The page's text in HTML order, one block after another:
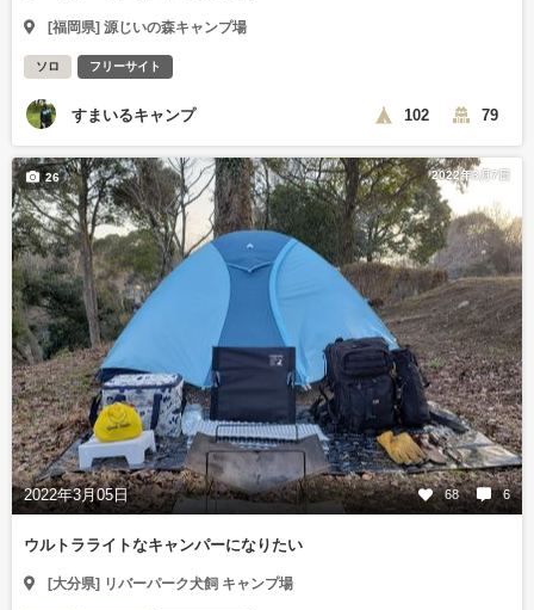
[福岡県] 源じいの森キャンプ場
ソロ フリーサイト
すまいるキャンプ 102 79
2022年3月7日
2022年3月05日 68 6
26
ウルトラライトなキャンパーになりたい
[大分県] リバーパーク犬飼 キャンプ場